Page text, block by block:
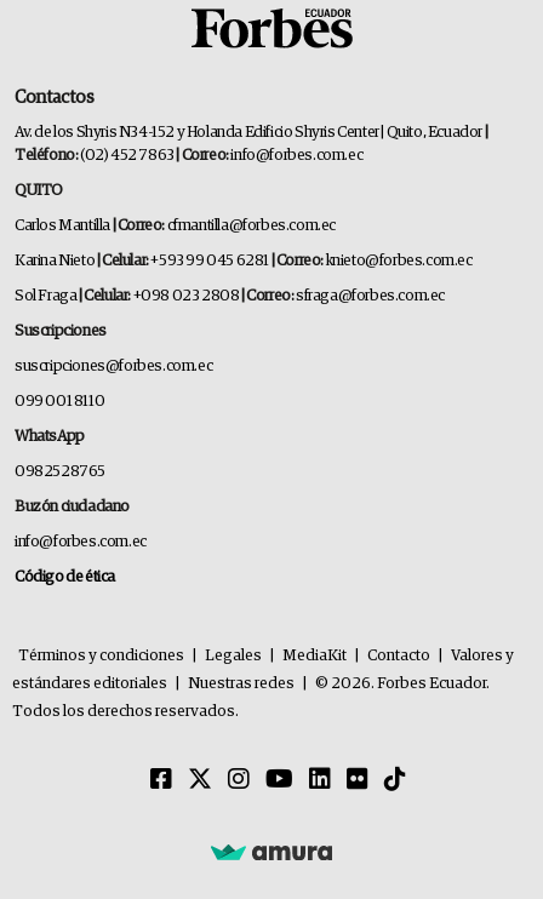
Contactos
Av. de los Shyris N34-152 y Holanda Edificio Shyris Center | Quito, Ecuador
Teléfono:(02) 452 7863 | Correo:info@forbes.com.ec
QUITO
Carlos Mantilla | Correo:cfmantilla@forbes.com.ec
Karina Nieto | Celular:+593 99 045 6281 | Correo:knieto@forbes.com.ec
Sol Fraga| Celular:+098 023 2808 | Correo:sfraga@forbes.com.ec
Suscripciones
suscripciones@forbes.com.ec
099 001 8110
WhatsApp
0982528765
Buzón ciudadano
info@forbes.com.ec
Código de ética
Términos y condiciones Legales MediaKit Contacto
Valores y
estándares editoriales
Nuestras redes
© 2026. Forbes Ecuador.
Todos los derechos reservados.